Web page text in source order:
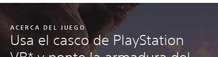
ACERCA DEL JUEGO
Usa el casco de PlayStation